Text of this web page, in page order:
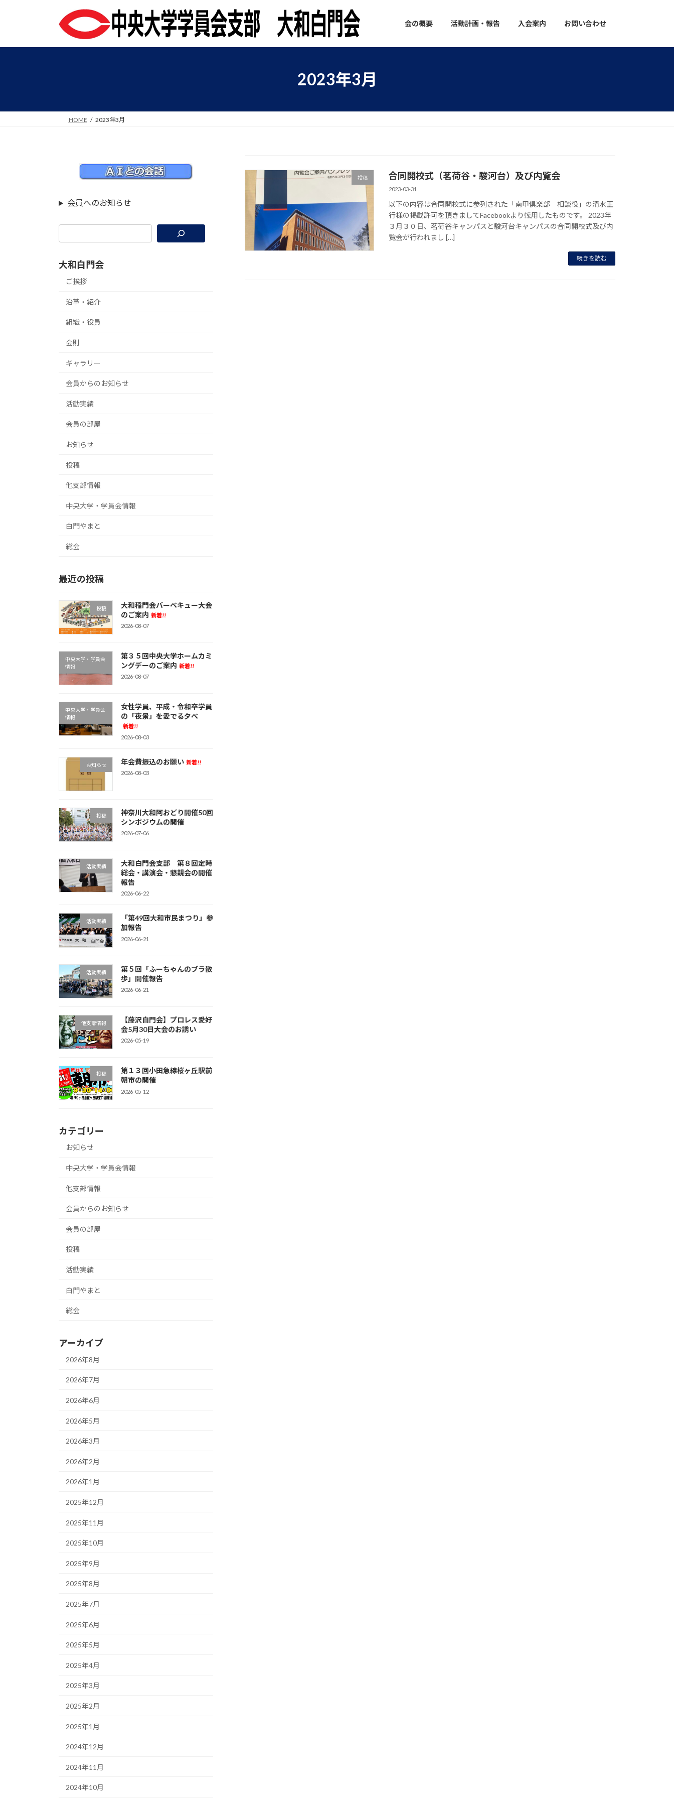
プ
動
会の概要 活動計画・報告 入会案内 お問い合わせ
2023年3月
HOME 2023年3月
投稿 合同開校式（茗荷谷・駿河台）及び内覧会
2023-03-31
以下の内容は合同開校式に参列された「南甲倶楽部 相談役」の清水正
行様の掲載許可を頂きましてFacebookより転用したものです。 2023年
３月３０日、茗荷谷キャンパスと駿河台キャンパスの合同開校式及び内
覧会が行われまし […]
続きを読む
会員へのお知らせ
大和白門会
ご挨拶
沿革・紹介
組織・役員
会則
ギャラリー
会員からのお知らせ
活動実績
会員の部屋
お知らせ
投稿
他支部情報
中央大学・学員会情報
白門やまと
総会
最近の投稿
投稿
大和稲門会バーベキュー大会
のご案内 新着!!
2026-08-07
中央大学・学員会
情報
第３５回中央大学ホームカミ
ングデーのご案内 新着!!
2026-08-07
中央大学・学員会
情報
女性学員、平成・令和卒学員
の「夜景」を愛でる夕べ
新着!!
2026-08-03
お知らせ 年会費振込のお願い 新着!!
2026-08-03
投稿
神奈川大和阿おどり開催50回
シンポジウムの開催
2026-07-06
活動実績
大和白門会支部 第８回定時
総会・講演会・懇親会の開催
報告
2026-06-22
活動実績
「第49回大和市民まつり」参
加報告
2026-06-21
活動実績
第５回「ふーちゃんのブラ散
歩」開催報告
2026-06-21
他支部情報
【藤沢白門会】プロレス愛好
会5月30日大会のお誘い
2026-05-19
投稿
第１３回小田急線桜ヶ丘駅前
朝市の開催
2026-05-12
カテゴリー
お知らせ
中央大学・学員会情報
他支部情報
会員からのお知らせ
会員の部屋
投稿
活動実績
白門やまと
総会
アーカイブ
2026年8月
2026年7月
2026年6月
2026年5月
2026年3月
2026年2月
2026年1月
2025年12月
2025年11月
2025年10月
2025年9月
2025年8月
2025年7月
2025年6月
2025年5月
2025年4月
2025年3月
2025年2月
2025年1月
2024年12月
2024年11月
2024年10月